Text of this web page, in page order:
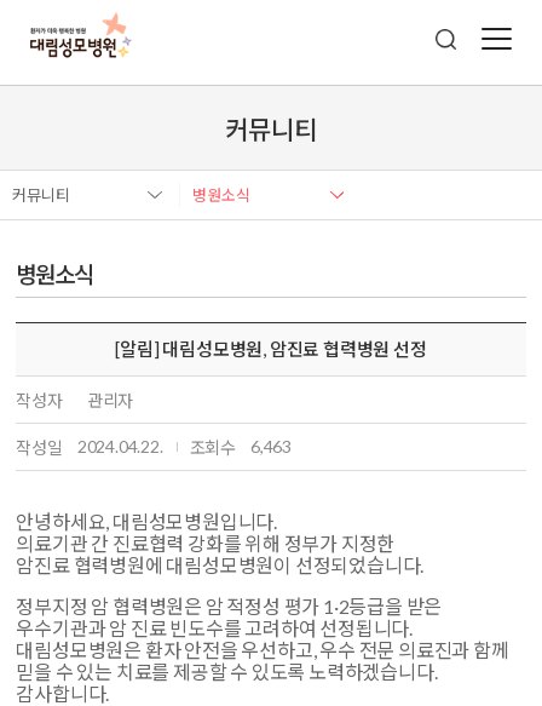
커뮤니티
커뮤니티 병원소식
병원소식
[알림] 대림성모병원, 암진료 협력병원 선정
작성자 관리자
작성일 2024.04.22. 조회수 6,463
안녕하세요, 대림성모병원입니다.
의료기관 간 진료협력 강화를 위해 정부가 지정한
암진료 협력병원에 대림성모병원이 선정되었습니다.
정부지정 암 협력병원은 암 적정성 평가 1·2등급을 받은
우수기관과 암 진료 빈도수를 고려하여 선정됩니다.
대림성모병원은 환자 안전을 우선하고, 우수 전문 의료진과 함께
믿을 수 있는 치료를 제공할 수 있도록 노력하겠습니다.
감사합니다.